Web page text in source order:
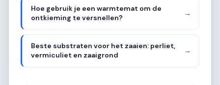
Hoe gebruik je een warmtemat om de
ontkieming te versnellen?
→
Beste substraten voor het zaaien: perliet,
vermiculiet en zaaigrond
→